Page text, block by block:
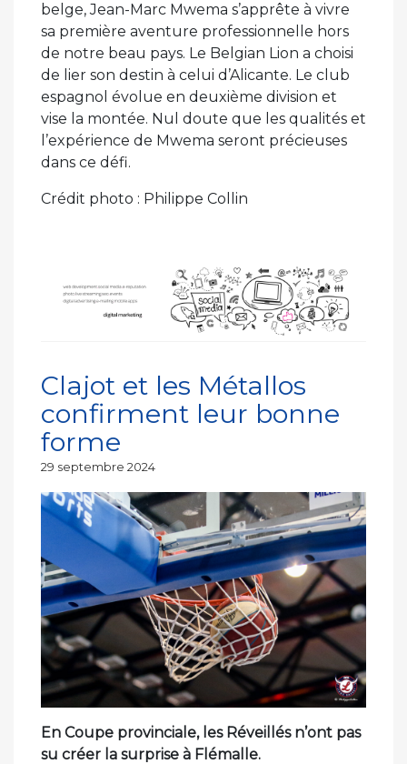
belge, Jean-Marc Mwema s’apprête à vivre
sa première aventure professionnelle hors
de notre beau pays. Le Belgian Lion a choisi
de lier son destin à celui d’Alicante. Le club
espagnol évolue en deuxième division et
vise la montée. Nul doute que les qualités et
l’expérience de Mwema seront précieuses
dans ce défi.
Crédit photo : Philippe Collin
Clajot et les Métallos
confirment leur bonne
forme
Publié
29 septembre 2024
En Coupe provinciale, les Réveillés n’ont pas
su créer la surprise à Flémalle.